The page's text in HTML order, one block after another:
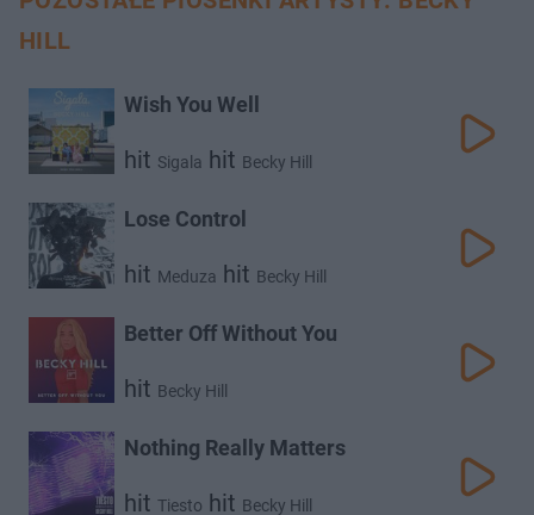
HILL
Wish You Well
hit Sigala hit Becky Hill
Lose Control
hit Meduza hit Becky Hill
Better Off Without You
hit Becky Hill
Nothing Really Matters
hit Tiesto hit Becky Hill